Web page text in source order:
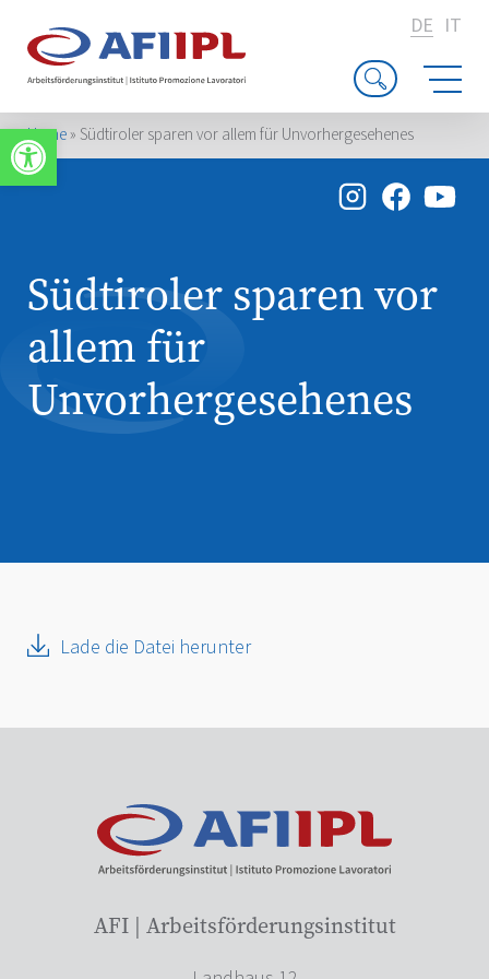
Werkzeugleiste öffnen
DE IT
Home»Südtiroler sparen vor allem für Unvorhergesehenes
Südtiroler sparen vor
allem für
Unvorhergesehenes
Lade die Datei herunter
AFI | Arbeitsförderungsinstitut